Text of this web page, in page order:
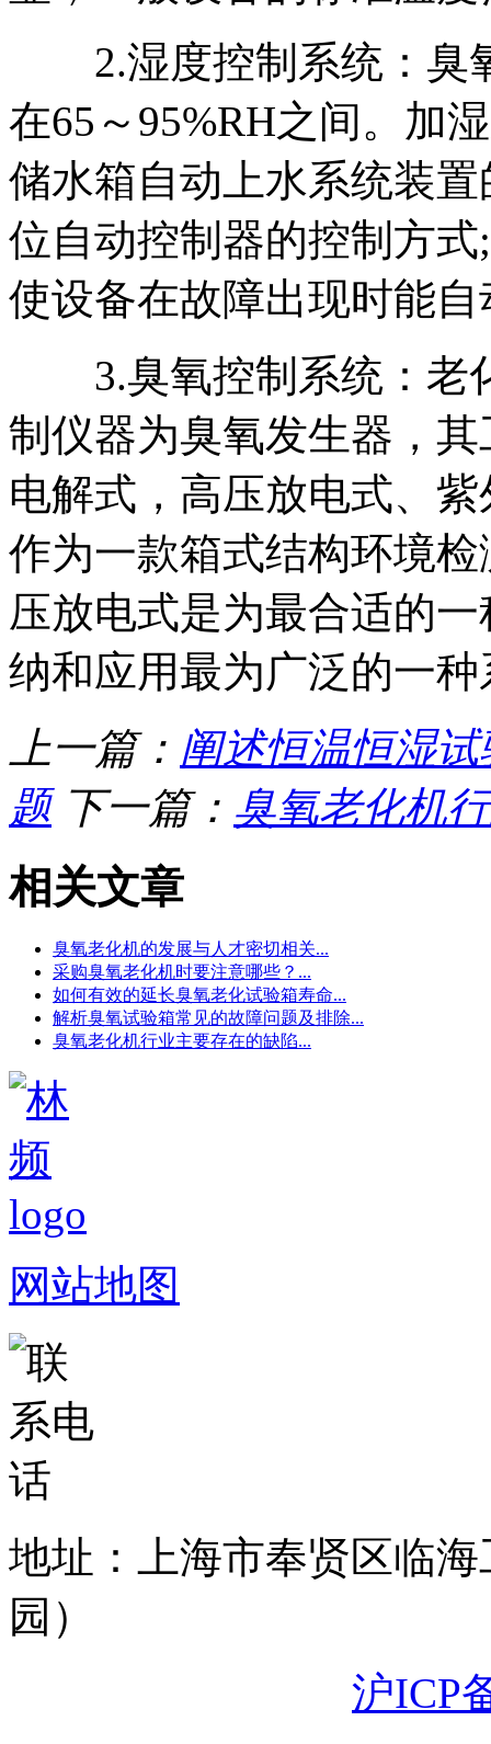
2.湿度控制系统：臭
在65～95%RH之间。加
储水箱自动上水系统装
位自动控制器的控制方
使设备在故障出现时能
3.臭氧控制系统：老
制仪器为臭氧发生器，
电解式，高压放电式、
作为一款箱式结构环境
压放电式是为最合适的
纳和应用最为广泛的一
上一篇： 阐述恒温恒湿
题 下一篇： 臭氧老化机
相关文章
臭氧老化机的发展与人才密切相关...
采购臭氧老化机时要注意哪些？...
如何有效的延长臭氧老化试验箱寿命...
解析臭氧试验箱常见的故障问题及排除...
臭氧老化机行业主要存在的缺陷...
网站地图
地址：上海市奉贤区临
园）
沪ICP